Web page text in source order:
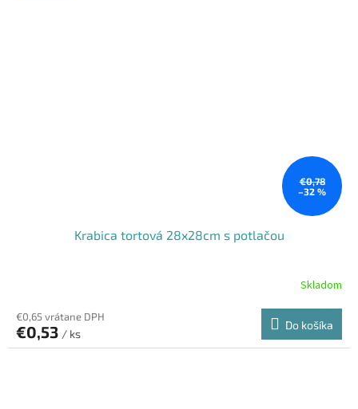
€0,78
–32 %
Krabica tortová 28x28cm s potlačou
Skladom
€0,65 vrátane DPH
€0,53 / ks
Do košíka